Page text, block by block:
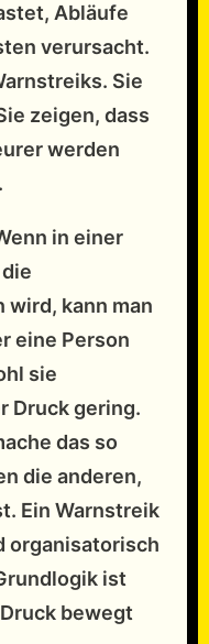
Abläufe
verursacht.
Sie
zeigen, dass
werden
in einer
kann man
eine Person
sie
Druck gering.
das so
die anderen,
Ein Warnstreik
organisatorisch
ist
bewegt